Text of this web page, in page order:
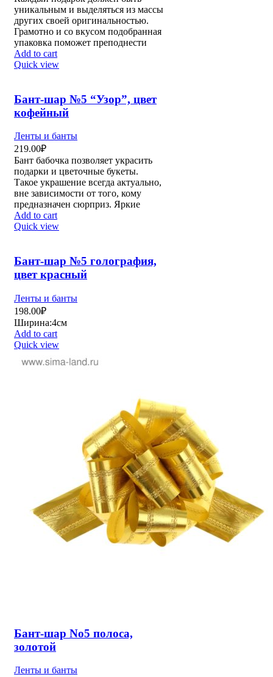
уникальным и выделяться из массы
других своей оригинальностью.
Грамотно и со вкусом подобранная
упаковка поможет преподнести
Add to cart
Quick view
Бант-шар №5 “Узор”, цвет
кофейный
Ленты и банты
219.00₽
Бант бабочка позволяет украсить
подарки и цветочные букеты.
Такое украшение всегда актуально,
вне зависимости от того, кому
предназначен сюрприз. Яркие
Add to cart
Quick view
Бант-шар №5 голография,
цвет красный
Ленты и банты
198.00₽
Ширина:4см
Add to cart
Quick view
Бант-шар No5 полоса,
золотой
Ленты и банты